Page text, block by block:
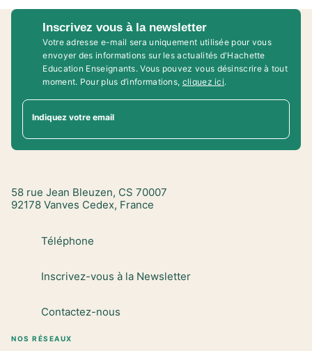
Inscrivez vous à la newsletter
Votre adresse e-mail sera uniquement utilisée pour vous
envoyer des informations sur les actualités d'Hachette
Education Enseignants. Vous pouvez vous désinscrire à tout
moment. Pour plus d’informations, cliquez ici.
Indiquez votre email
58 rue Jean Bleuzen, CS 70007
92178 Vanves Cedex, France
Téléphone
Inscrivez-vous à la Newsletter
Contactez-nous
NOS RÉSEAUX